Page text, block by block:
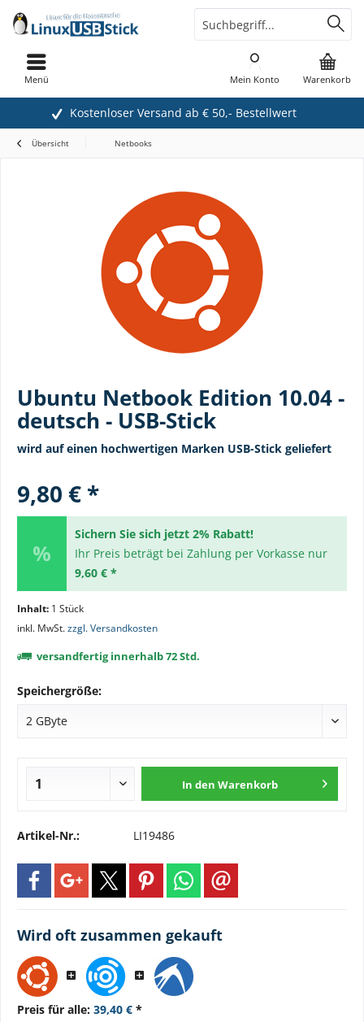
Kostenloser Versand ab € 50,- Bestellwert
Warenkorb
Mein Konto
Menü
Übersicht Netbooks
Ubuntu Netbook Edition 10.04 -
deutsch - USB-Stick
wird auf einen hochwertigen Marken USB-Stick geliefert
9,80 € *
Sichern Sie sich jetzt 2% Rabatt!
Ihr Preis beträgt bei Zahlung per Vorkasse nur
9,60 € *
Inhalt: 1 Stück
inkl. MwSt.zzgl. Versandkosten
versandfertig innerhalb 72 Std.
Speichergröße:
In den Warenkorb
Artikel-Nr.: LI19486
Wird oft zusammen gekauft
Preis für alle: 39,40 € *